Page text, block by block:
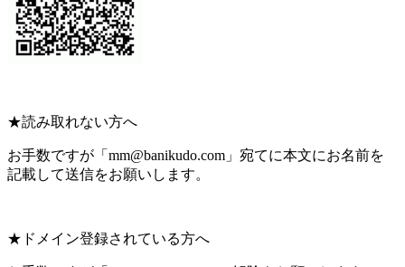
★読み取れない方へ
お手数ですが「mm@banikudo.com」宛てに本文にお名前を
記載して送信をお願いします。
★ドメイン登録されている方へ